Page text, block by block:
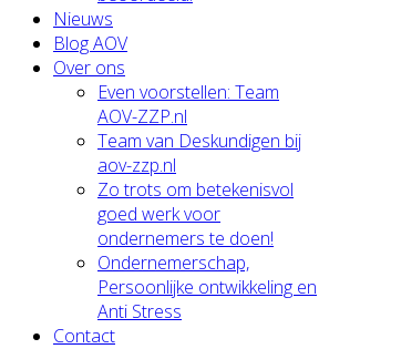
Nieuws
Blog AOV
Over ons
Even voorstellen: Team
AOV-ZZP.nl
Team van Deskundigen bij
aov-zzp.nl
Zo trots om betekenisvol
goed werk voor
ondernemers te doen!
Ondernemerschap,
Persoonlijke ontwikkeling en
Anti Stress
Contact